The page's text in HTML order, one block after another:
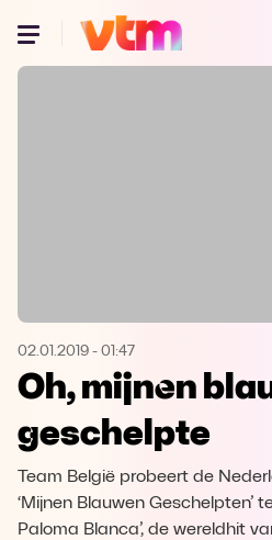
Oeps, browser
Microsoft Edge
Opera
02.01.2019 - 01:47
Oh, mijnen
geschelpte
Team België probeert de
‘Mijnen Blauwen Geschelpten’
Paloma Blanca’, de wereldhit